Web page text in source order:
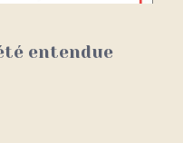
entendue